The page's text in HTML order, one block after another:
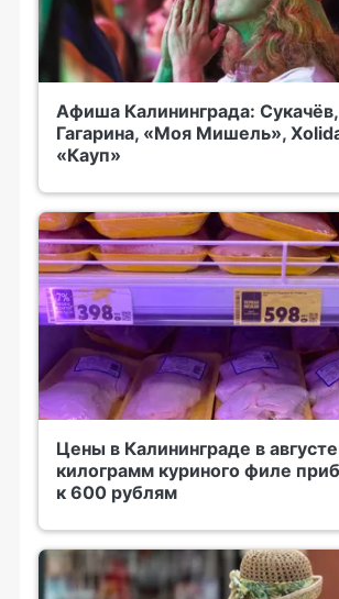
Афиша Калининграда:
Гагарина, «Моя Мишель»,
«Кауп»
Цены в Калининграде в
килограмм куриного филе
к 600 рублям